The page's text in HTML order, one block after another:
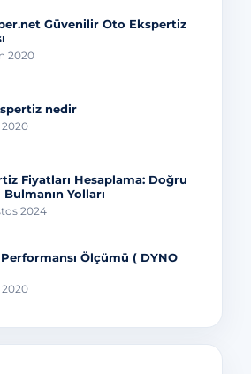
Güvenilir Oto Ekspertiz
2020
nedir
2020
Fiyatları Hesaplama: Doğru
Yolları
2024
Ölçümü ( DYNO
2020